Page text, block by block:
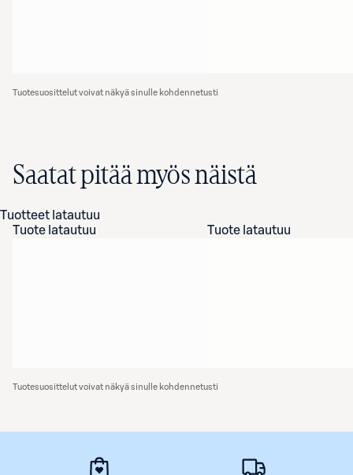
Tuotesuosittelut voivat näkyä sinulle kohdennetusti
Saatat pitää myös näistä
Tuotteet latautuu
Tuote latautuu
Tuote latautuu
Tuotesuosittelut voivat näkyä sinulle kohdennetusti